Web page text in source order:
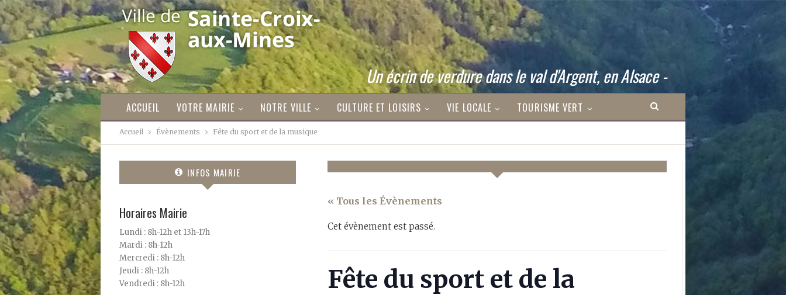
Un écrin de verdure dans le val d'Argent, en Alsace -
ACCUEIL VOTRE MAIRIE NOTRE VILLE CULTURE ET LOISIRS VIE LOCALE TOURISME VERT
Accueil Évènements Fête du sport et de la musique
« Tous les Évènements
Cet évènement est passé.
Fête du sport et de la
INFOS MAIRIE
Horaires Mairie
Lundi : 8h-12h et 13h-17h
Mardi : 8h-12h
Mercredi : 8h-12h
Jeudi : 8h-12h
Vendredi : 8h-12h